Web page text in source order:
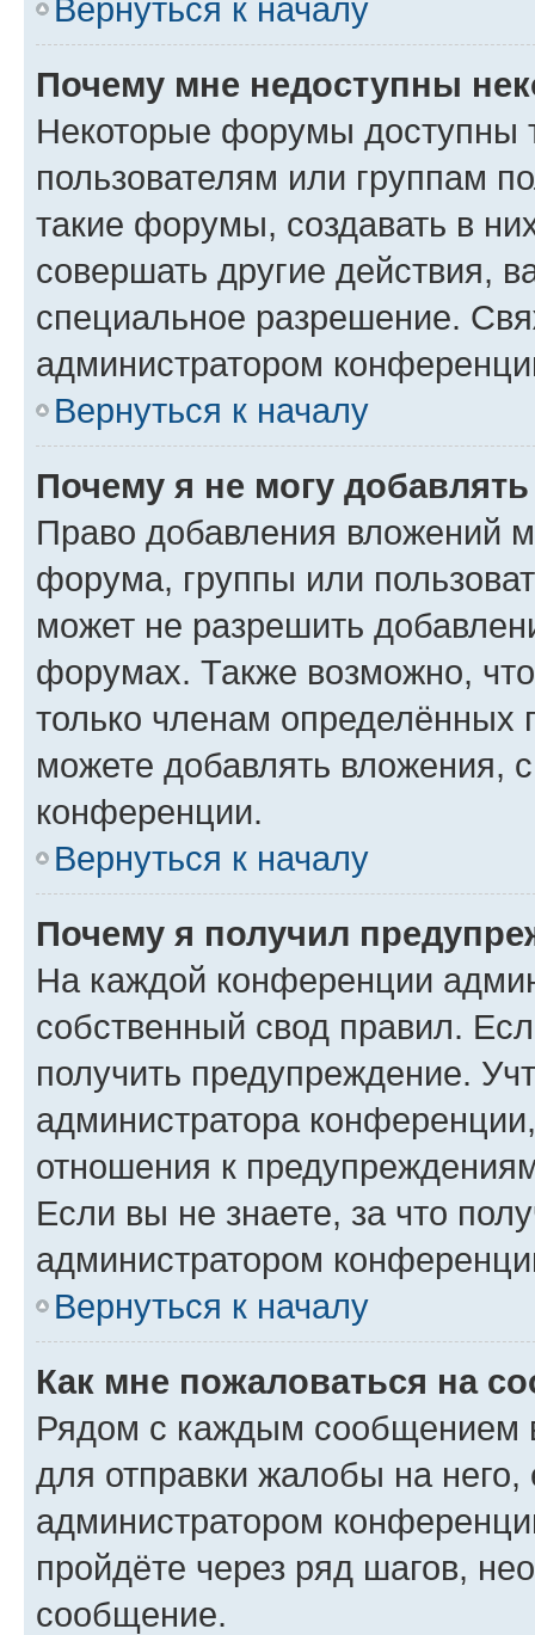
Вернуться к началу
Почему мне недоступны
Некоторые форумы доступны
пользователям или группам
такие форумы, создавать в
совершать другие действия,
специальное разрешение.
администратором
Вернуться к началу
Почему я не могу
Право добавления вложений
форума, группы или
может не разрешить
форумах. Также возможно,
только членам определённых
можете добавлять вложения,
конференции.
Вернуться к началу
Почему я получил
На каждой конференции
собственный свод правил.
получить предупреждение.
администратора
отношения к
Если вы не знаете, за что
администратором
Вернуться к началу
Как мне пожаловаться на
Рядом с каждым сообщением
для отправки жалобы на
администратором
пройдёте через ряд шагов,
сообщение.